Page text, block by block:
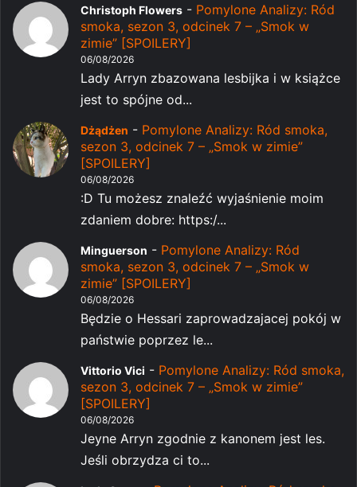
Christoph Flowers - Pomylone Analizy: Ród
smoka, sezon 3, odcinek 7 – „Smok w
zimie” [SPOILERY]
06/08/2026
Lady Arryn zbazowana lesbijka i w książce
jest to spójne od...
Dżądżen - Pomylone Analizy: Ród smoka,
sezon 3, odcinek 7 – „Smok w zimie”
[SPOILERY]
06/08/2026
:D Tu możesz znaleźć wyjaśnienie moim
zdaniem dobre: https:/...
Minguerson - Pomylone Analizy: Ród
smoka, sezon 3, odcinek 7 – „Smok w
zimie” [SPOILERY]
06/08/2026
Będzie o Hessari zaprowadzajacej pokój w
państwie poprzez le...
Vittorio Vici - Pomylone Analizy: Ród smoka,
sezon 3, odcinek 7 – „Smok w zimie”
[SPOILERY]
06/08/2026
Jeyne Arryn zgodnie z kanonem jest les.
Jeśli obrzydza ci to...